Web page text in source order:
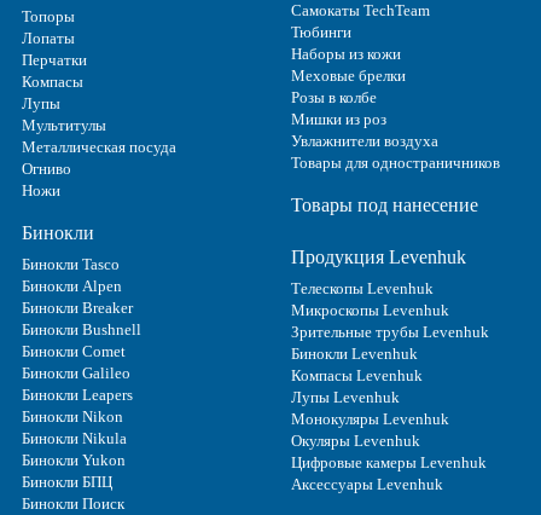
Топоры
Лопаты
Перчатки
Компасы
Лупы
Мультитулы
Металлическая посуда
Огниво
Ножи
Бинокли
Бинокли Tasco
Бинокли Alpen
Бинокли Breaker
Бинокли Bushnell
Бинокли Comet
Бинокли Galileo
Бинокли Leapers
Бинокли Nikon
Бинокли Nikula
Бинокли Yukon
Бинокли БПЦ
Бинокли Поиск
Самокаты TechTeam
Тюбинги
Наборы из кожи
Меховые брелки
Розы в колбе
Мишки из роз
Увлажнители воздуха
Товары для одностраничников
Товары под нанесение
Продукция Levenhuk
Телескопы Levenhuk
Микроскопы Levenhuk
Зрительные трубы Levenhuk
Бинокли Levenhuk
Компасы Levenhuk
Лупы Levenhuk
Монокуляры Levenhuk
Окуляры Levenhuk
Цифровые камеры Levenhuk
Аксессуары Levenhuk